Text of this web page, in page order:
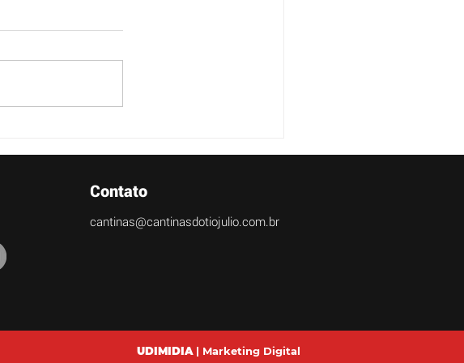
Contato
cantinas@cantinasdotiojulio.com.br
UDIMIDIA| Marketing Digital